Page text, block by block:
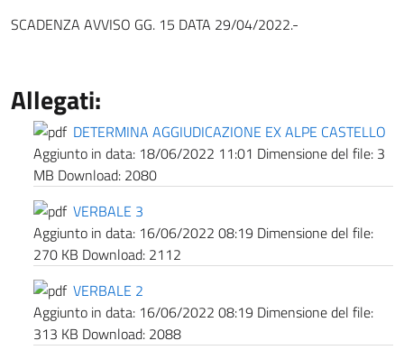
SCADENZA AVVISO GG. 15 DATA 29/04/2022.-
Allegati:
DETERMINA AGGIUDICAZIONE EX ALPE CASTELLO
Aggiunto in data: 18/06/2022 11:01 Dimensione del file: 3
MB Download: 2080
VERBALE 3
Aggiunto in data: 16/06/2022 08:19 Dimensione del file:
270 KB Download: 2112
VERBALE 2
Aggiunto in data: 16/06/2022 08:19 Dimensione del file:
313 KB Download: 2088